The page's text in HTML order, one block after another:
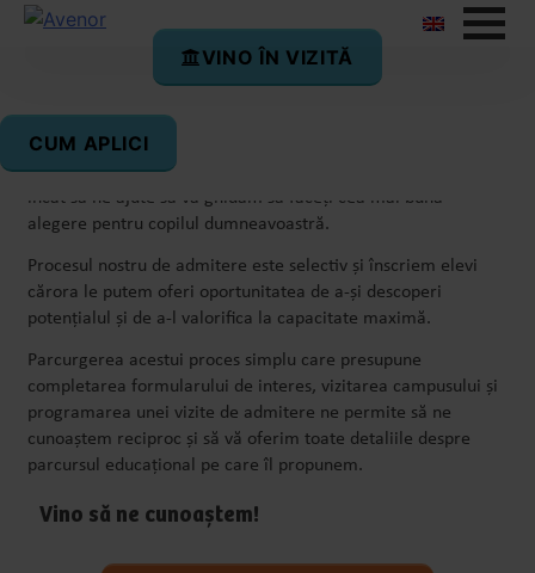
Admitere
Procesul de admitere la Avenor College este gândit astfel
încât să ne ajute să vă ghidăm să faceți cea mai bună
alegere pentru copilul dumneavoastră.
Procesul nostru de admitere este selectiv și înscriem elevi
cărora le putem oferi oportunitatea de a-și descoperi
potențialul și de a-l valorifica la capacitate maximă.
Parcurgerea acestui proces simplu care presupune
completarea formularului de interes, vizitarea campusului și
programarea unei vizite de admitere ne permite să ne
cunoaștem reciproc și să vă oferim toate detaliile despre
parcursul educațional pe care îl propunem.
Vino să ne cunoaștem!
VINO ÎN VIZITĂ
CUM APLICI